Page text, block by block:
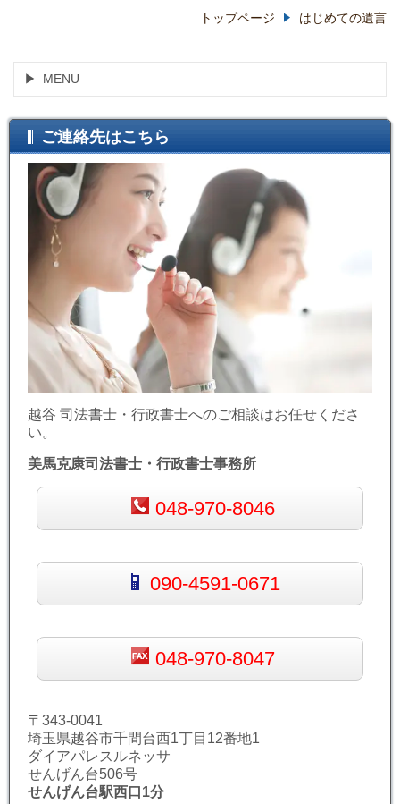
トップページ はじめての遺言
MENU
ご連絡先はこちら
越谷 司法書士・行政書士へのご相談はお任せくださ
い。
美馬克康司法書士・行政書士事務所
048-970-8046
090-4591-0671
048-970-8047
〒343-0041
埼玉県越谷市千間台西1丁目12番地1
ダイアパレスルネッサ
せんげん台506号
せんげん台駅西口1分